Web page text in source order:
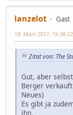
lanzelot
Gast
18. März 2017, 19:38:22
Zitat von: The
Gut, aber
Berger
Neues)
Es gibt ja
ihn.